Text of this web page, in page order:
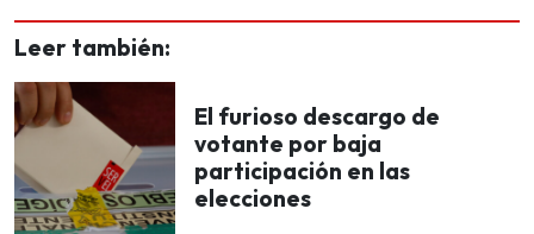
Leer también:
El furioso descargo de
votante por baja
participación en las
elecciones